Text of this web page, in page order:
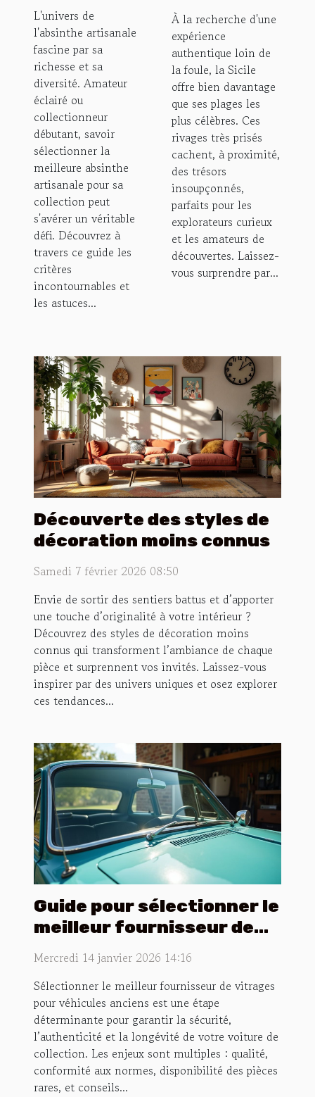
pour votre
collection
?
L'univers de
l'absinthe artisanale
fascine par sa
richesse et sa
diversité. Amateur
éclairé ou
collectionneur
débutant, savoir
sélectionner la
meilleure absinthe
artisanale pour sa
collection peut
s'avérer un véritable
défi. Découvrez à
travers ce guide les
critères
incontournables et
les astuces...
populaires
de Sicile
À la recherche d'une
expérience
authentique loin de
la foule, la Sicile
offre bien davantage
que ses plages les
plus célèbres. Ces
rivages très prisés
cachent, à proximité,
des trésors
insoupçonnés,
parfaits pour les
explorateurs curieux
et les amateurs de
découvertes. Laissez-
vous surprendre par...
Découverte des styles de
décoration moins connus
Samedi 7 février 2026 08:50
Envie de sortir des sentiers battus et d’apporter
une touche d’originalité à votre intérieur ?
Découvrez des styles de décoration moins
connus qui transforment l’ambiance de chaque
pièce et surprennent vos invités. Laissez-vous
inspirer par des univers uniques et osez explorer
ces tendances...
Guide pour sélectionner le
meilleur fournisseur de
vitrages pour véhicules
anciens
Mercredi 14 janvier 2026 14:16
Sélectionner le meilleur fournisseur de vitrages
pour véhicules anciens est une étape
déterminante pour garantir la sécurité,
l’authenticité et la longévité de votre voiture de
collection. Les enjeux sont multiples : qualité,
conformité aux normes, disponibilité des pièces
rares, et conseils...